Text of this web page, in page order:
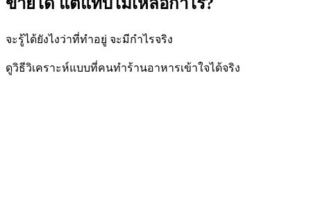
จะรู้ได้ยังไงว่าที่ทำอยู่ จะมีกำไรจริง
ดูวิธีวิเคราะห์แบบที่คนทำร้านอาหารเข้าใจได้จริง